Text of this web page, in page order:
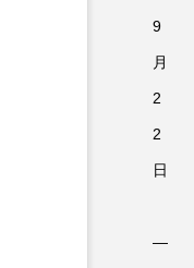
9
月
2
2
日
―